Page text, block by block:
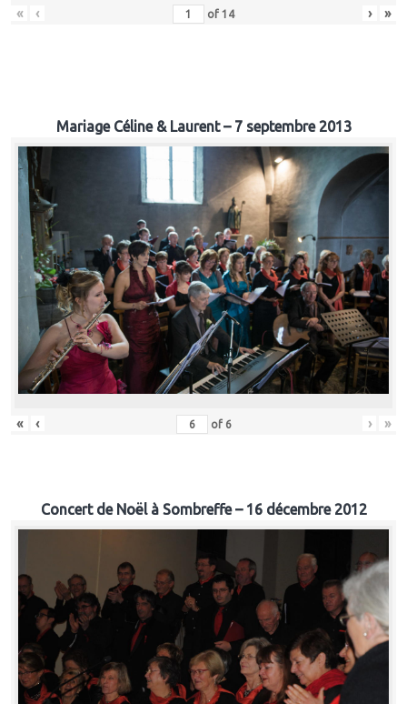
« ‹ of 14 › »
Mariage Céline & Laurent – 7 septembre 2013
« ‹ of 6 › »
Concert de Noël à Sombreffe – 16 décembre 2012